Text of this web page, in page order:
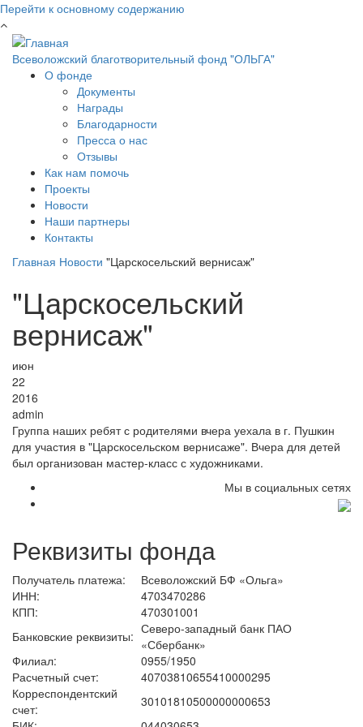
Перейти к основному содержанию
Всеволожский благотворительный фонд "ОЛЬГА"
О фонде
Документы
Награды
Благодарности
Пресса о нас
Отзывы
Как нам помочь
Проекты
Новости
Наши партнеры
Контакты
Главная Новости "Царскосельский вернисаж"
"Царскосельский
вернисаж"
июн
22
2016
admin
Группа наших ребят с родителями вчера уехала в г. Пушкин
для участия в "Царскосельском вернисаже". Вчера для детей
был организован мастер-класс с художниками.
Мы в социальных сетях
Реквизиты фонда
Получатель платежа:
Всеволожский БФ «Ольга»
ИНН:
4703470286
КПП:
470301001
Банковские реквизиты: Северо-западный банк ПАО
«Сбербанк»
Филиал:
0955/1950
Расчетный счет:
40703810655410000295
Корреспондентский
счет:
30101810500000000653